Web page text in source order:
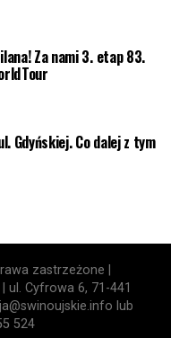
Za nami 3. etap 83.
Gdyńskiej. Co dalej z tym
zastrzeżone |
ul. Cyfrowa 6, 71-441
lub
524